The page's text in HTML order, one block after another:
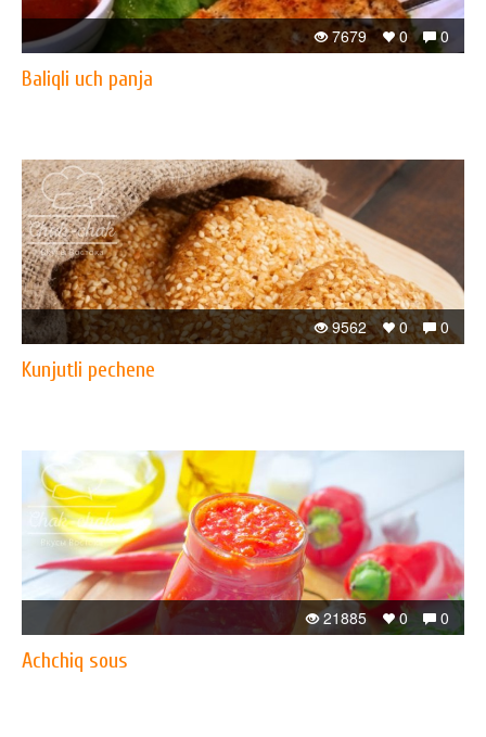
0
0
7679
Baliqli uch panja
0
0
9562
Kunjutli pechene
0
0
21885
Achchiq sous